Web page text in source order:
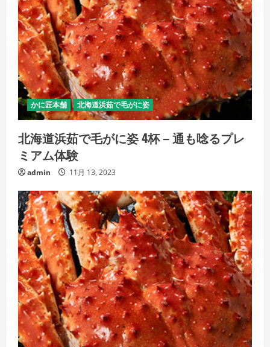
かに匠本舗 北海道浜茹で毛がに姿
北海道浜茹で毛がに姿 4杯 – 通も唸るプレ
ミアム体験
admin 11月 13, 2023